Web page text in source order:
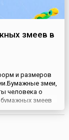
змеев в
и размеров
змеи,
человека о
бумажных змеев
своей
бумажных
и